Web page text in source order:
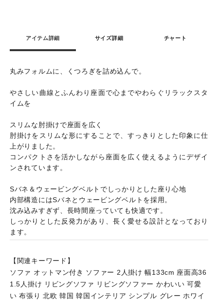
アイテム詳細 サイズ詳細 チャート
丸みフォルムに、くつろぎを詰め込んで。
やさしい曲線とふんわり座面で心までやわらぐリラックスタ
イムを
スリムな肘掛けで座面を広く
肘掛けをスリムな形にすることで、すっきりとした印象に仕
上がりました。
コンパクトさを活かしながら座面を広く使えるようにデザイ
ンされています。
Sバネ＆ウェービングベルトでしっかりとした座り心地
内部構造にはSバネとウェービングベルトを採用。
沈み込みすぎず、長時間座っていても快適です。
しっかりとした反発力があり、長く愛せる設計となっており
ます。
【関連キーワード】
ソファ オットマン付き ソファー 2人掛け 幅133cm 座面高36
1.5人掛け リビングソファ リビングソファー かわいい 可愛
い 布張り 北欧 韓国 韓国インテリア シンプル グレー ホワイ